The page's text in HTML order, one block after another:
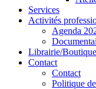
Services
Activités
Agenda
Librairie/Boutique
Contact
Contact
Politique